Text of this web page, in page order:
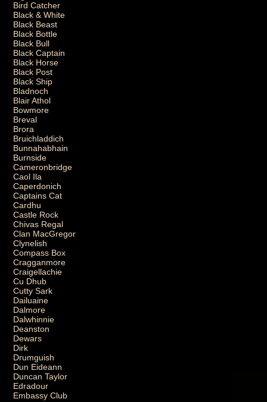
Bird Catcher
Black & White
Black Beast
Black Bottle
Black Bull
Black Captain
Black Horse
Black Post
Black Ship
Bladnoch
Blair Athol
Bowmore
Breval
Brora
Bruichladdich
Bunnahabhain
Burnside
Cameronbridge
Caol Ila
Caperdonich
Captains Cat
Cardhu
Castle Rock
Chivas Regal
Clan MacGregor
Clynelish
Compass Box
Cragganmore
Craigellachie
Cu Dhub
Cutty Sark
Dailuaine
Dalmore
Dalwhinnie
Deanston
Dewars
Dirk
Drumguish
Dun Eideann
Duncan Taylor
Edradour
Embassy Club